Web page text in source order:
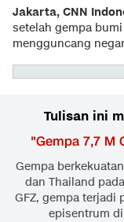
Jakarta, CNN
setelah gempa
mengguncang
Tulisan ini
"Gempa 7,7 M
Gempa
dan Thailand
GFZ, gempa terjadi
episentrum